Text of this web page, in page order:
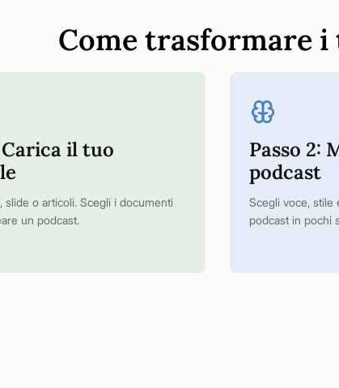
Come trasformare
Carica il tuo
slide o articoli. Scegli i documenti
un podcast.
Passo 2:
podcast
Scegli voce, stile
podcast in pochi